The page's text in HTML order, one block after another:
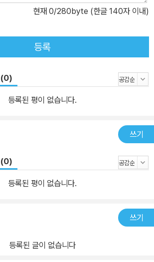
현재 0/280byte (한글 140자 이내)
등록
(0)
등록된 평이 없습니다.
쓰기
(0)
등록된 평이 없습니다.
쓰기
등록된 글이 없습니다